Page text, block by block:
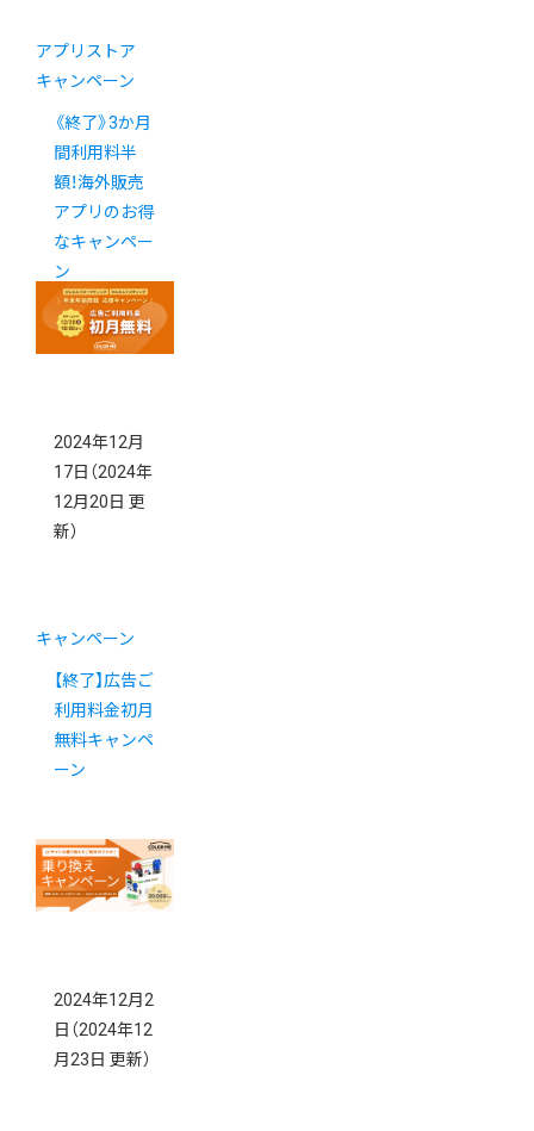
アプリストア
キャンペーン
《終了》3か月
間利用料半
額！海外販売
アプリのお得
なキャンペー
ン
2024年12月
17日 （2024年
12月20日 更
新）
キャンペーン
【終了】広告ご
利用料金初月
無料キャンペ
ーン
2024年12月2
日 （2024年12
月23日 更新）